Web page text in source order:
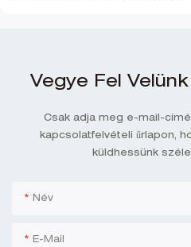
Vegye Fel
Csak adja meg e-mail-
kapcsolatfelvételi űrlapon,
küldhessünk
Név
E-Mail